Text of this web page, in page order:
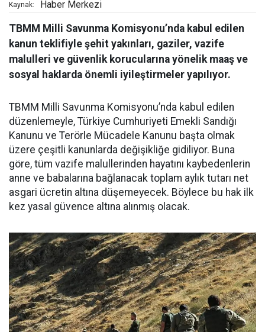
Kaynak: Haber Merkezi
TBMM Milli Savunma Komisyonu’nda kabul edilen
kanun teklifiyle şehit yakınları, gaziler, vazife
malulleri ve güvenlik korucularına yönelik maaş ve
sosyal haklarda önemli iyileştirmeler yapılıyor.
TBMM Milli Savunma Komisyonu’nda kabul edilen
düzenlemeyle, Türkiye Cumhuriyeti Emekli Sandığı
Kanunu ve Terörle Mücadele Kanunu başta olmak
üzere çeşitli kanunlarda değişikliğe gidiliyor. Buna
göre, tüm vazife malullerinden hayatını kaybedenlerin
anne ve babalarına bağlanacak toplam aylık tutarı net
asgari ücretin altına düşemeyecek. Böylece bu hak ilk
kez yasal güvence altına alınmış olacak.